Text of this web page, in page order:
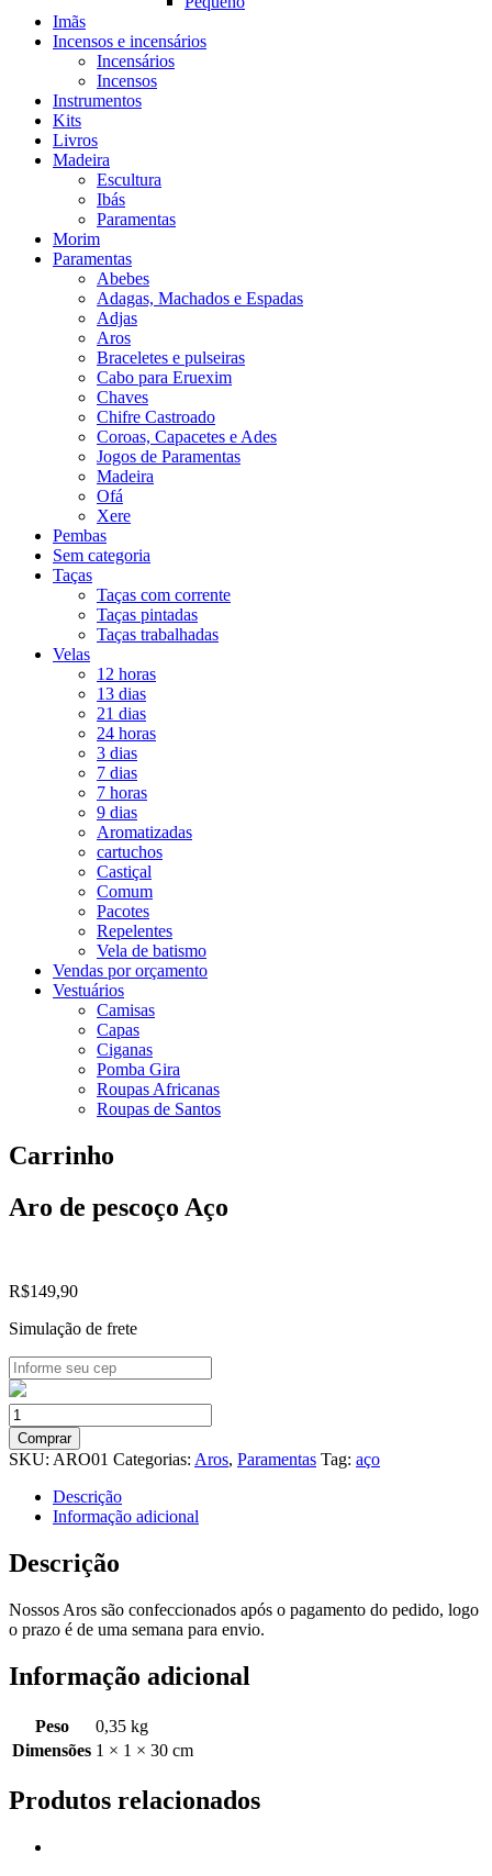
Imãs
Incensos e incensários
Incensários
Incensos
Instrumentos
Kits
Livros
Madeira
Escultura
Ibás
Paramentas
Morim
Paramentas
Abebes
Adagas, Machados e Espadas
Adjas
Aros
Braceletes e pulseiras
Cabo para Eruexim
Chaves
Chifre Castroado
Coroas, Capacetes e Ades
Jogos de Paramentas
Madeira
Ofá
Xere
Pembas
Sem categoria
Taças
Taças com corrente
Taças pintadas
Taças trabalhadas
Velas
12 horas
13 dias
21 dias
24 horas
3 dias
7 dias
7 horas
9 dias
Aromatizadas
cartuchos
Castiçal
Comum
Pacotes
Repelentes
Vela de batismo
Vendas por orçamento
Vestuários
Camisas
Capas
Ciganas
Pomba Gira
Roupas Africanas
Roupas de Santos
Carrinho
Aro de pescoço Aço
R$149,90
Simulação de frete
Aro
de
pescoço
Aço
quantidade
Comprar
SKU: ARO01 Categorias: Aros, Paramentas Tag: aço
Descrição
Informação adicional
Descrição
Nossos Aros são confeccionados após o pagamento do pedido, logo
o prazo é de uma semana para envio.
Informação adicional
Peso
0,35 kg
Dimensões 1 × 1 × 30 cm
Produtos relacionados